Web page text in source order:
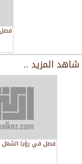
فصل
شاهد المزيد ..
فصل في رؤيا الشغل